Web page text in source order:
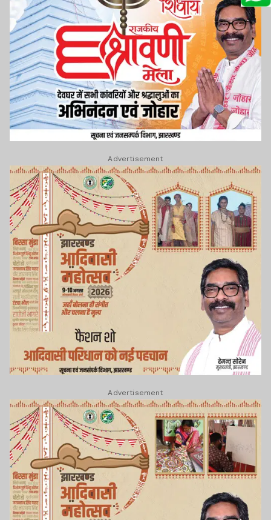
Advertisement
Advertisement